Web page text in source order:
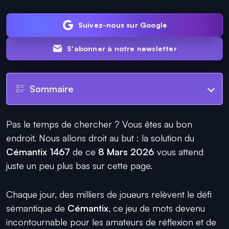
Suivez-nous sur Google
S'abonner à notre newsletter
Sommaire
Pas le temps de chercher ? Vous êtes au bon
endroit. Nous allons droit au but : la solution du
Cémantix 1467 de ce 8 Mars 2026 vous attend
juste un peu plus bas sur cette page.
Chaque jour, des milliers de joueurs relèvent le défi
sémantique de Cémantix, ce jeu de mots devenu
incontournable pour les amateurs de réflexion et de